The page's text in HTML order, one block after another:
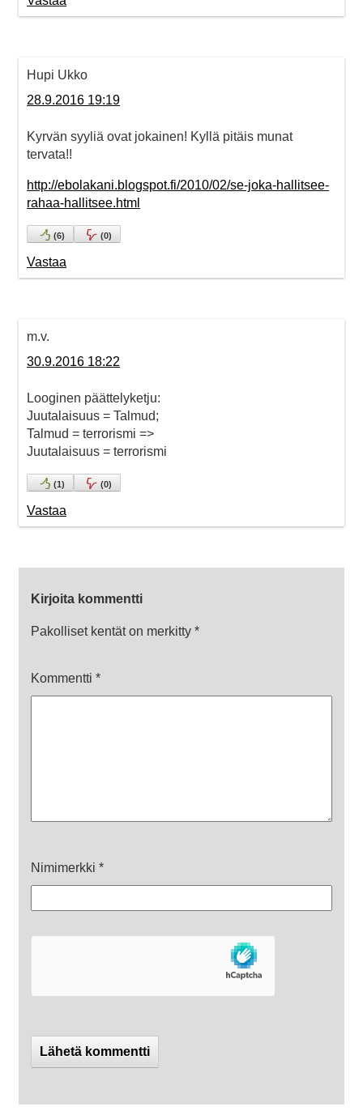
Hupi Ukko
28.9.2016 19:19
Kyrvän syyliä ovat jokainen! Kyllä pitäis munat
tervata!!
http://ebolakani.blogspot.fi/2010/02/se-joka-hallitsee-
rahaa-hallitsee.html
(6) (0)
Vastaa
m.v.
30.9.2016 18:22
Looginen päättelyketju:
Juutalaisuus = Talmud;
Talmud = terrorismi =>
Juutalaisuus = terrorismi
(1) (0)
Vastaa
Kirjoita kommentti
Pakolliset kentät on merkitty *
Kommentti *
Nimimerkki *